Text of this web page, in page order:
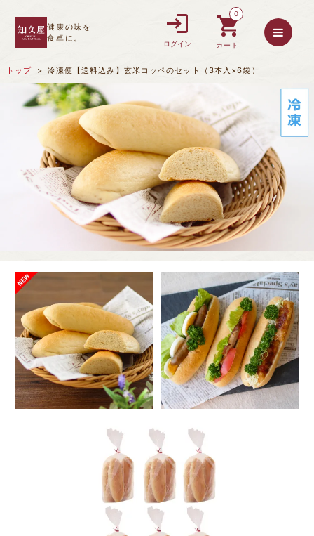
健康の味を
食卓に。
ログイン
0
カート
トップ 冷凍便【送料込み】玄米コッペのセット（3本入×6袋）